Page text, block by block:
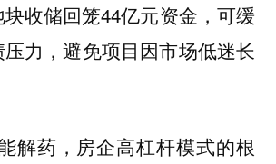
收储回笼44亿元资金，可缓
力，避免项目因市场低迷长
解药，房企高杠杆模式的根